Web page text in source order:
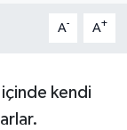
A- A+
kendi